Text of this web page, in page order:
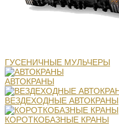
ГУСЕНИЧНЫЕ МУЛЬЧЕРЫ
АВТОКРАНЫ
ВЕЗДЕХОДНЫЕ АВТОКРАНЫ
КОРОТКОБАЗНЫЕ КРАНЫ